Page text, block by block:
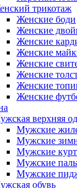
трикотаж
Женские боди
Женские
Женские
Женские
Женские
Женские
Женские
Женские
верхняя
Мужские
Мужские
Мужские
Мужские
Мужские
обувь